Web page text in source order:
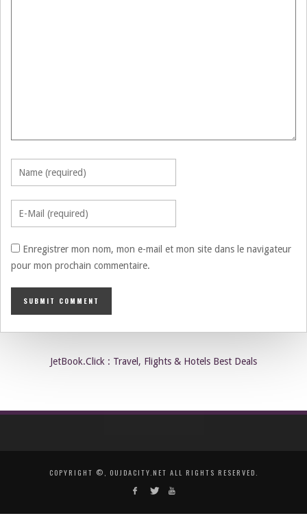
Enregistrer mon nom, mon e-mail et mon site dans le navigateur
pour mon prochain commentaire.
JetBook.Click : Travel, Flights & Hotels Best Deals
COPYRIGHT ©, OUJDACITY.NET ALL RIGHTS RESERVED.